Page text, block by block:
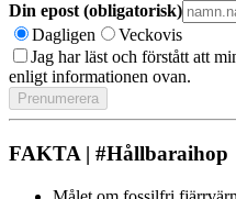
Din epost (obligatorisk)
Dagligen
Veckovis
Jag har läst och förstått att
enligt informationen ovan.
FAKTA | #Hållbaraihop